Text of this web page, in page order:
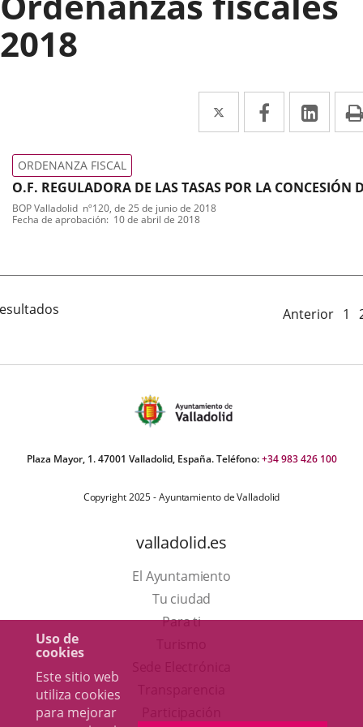
Uso de
cookies
Este sitio web
utiliza cookies
para mejorar
2018
Twitter
Enlace
a
aplicación
Facebook
Enlace
a
aplicación
a
O.F. REGULADORA DE LAS TASAS POR LA CONCESIÓN
LICENCIAS Y AUTORIZACIONES ADMINISTRATIVAS DE
AUTOTAXIS (ATPCVA)
Tipo
de
ORDENANZA FISCAL
Referencia
boletin
BOP Valladolid nº120, de 25 de junio de 2018
Fecha de aprobación 10 de abril de 2018
Anterior 1
Plaza Mayor, 1. 47001 Valladolid, España. Teléfono:+34 983 426 100
Copyright 2025 - Ayuntamiento de Valladolid
valladolid.es
El Ayuntamiento
Tu ciudad
Para ti